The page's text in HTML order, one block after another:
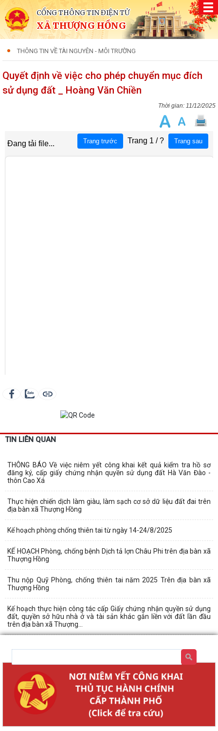
CỔNG THÔNG TIN ĐIỆN TỬ
XÃ THƯỢNG HỒNG
THÔNG TIN VỀ TÀI NGUYÊN - MÔI TRƯỜNG
Quyết định về việc cho phép chuyển mục đích
sử dụng đất _ Hoàng Văn Chiền
11/12/2025
TIN LIÊN QUAN
THÔNG BÁO Về việc niêm yết công khai kết quả kiểm tra hồ sơ
đăng ký, cấp giấy chứng nhận quyền sử dụng đất Hà Văn Đào -
thôn Cao Xá
Thực hiện chiến dịch làm giàu, làm sạch cơ sở dữ liệu đất đai trên
địa bàn xã Thượng Hồng
Kế hoạch phòng chống thiên tai từ ngày 14-24/8/2025
KẾ HOẠCH Phòng, chống bệnh Dịch tả lợn Châu Phi trên địa bàn xã
Thượng Hồng
Thu nộp Quỹ Phòng, chống thiên tai năm 2025 Trên địa bàn xã
Thượng Hồng
Kế hoạch thực hiện công tác cấp Giấy chứng nhận quyền sử dụng
đất, quyền sở hữu nhà ở và tài sản khác gắn liền với đất lần đầu
trên địa bàn xã Thượng...